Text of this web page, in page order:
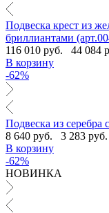
Подвеска крест из
бриллиантами
116 010 руб.
44 084
В корзину
-62%
Подвеска из серебра
8 640 руб.
3 283 руб.
В корзину
-62%
НОВИНКА